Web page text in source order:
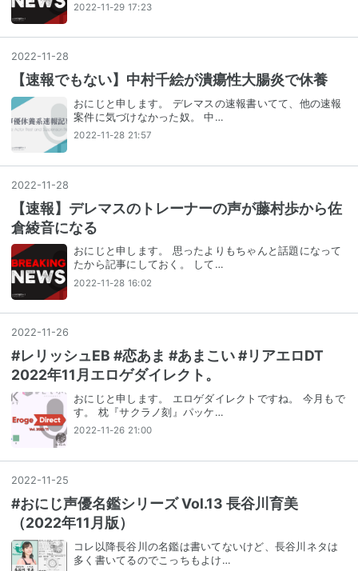
2022-11-29 17:23
2022-11 -28
【速報でもない】中村千絵が潰瘍性大腸炎で休養
おにじと申します。 デレマスの速報書いてて、他の速報
案件に気づけなかった奴。 中…
2022-11-28 21:57
2022-11 -28
【速報】デレマスのトレーナーの声が藤村歩から佐
倉綾音になる
おにじと申します。 思ったよりもちゃんと話題になって
たから記事にしておく。 して…
2022-11-28 16:02
2022-11 -26
#レリッシュEB #恋あま #あまこい #リアエロDT
2022年11月エロゲダイレクト。
おにじと申します。 エロゲダイレクトですね。 今月もで
す。 枕『サクラノ刻』パッケ…
2022-11-26 21:00
2022-11 -25
#おにじ声優名鑑シリーズ Vol.13 長谷川育美
（2022年11月版）
コレ以降長谷川の名鑑は書いてないけど、長谷川ネタは
多く書いてるのでこっちもよけ…